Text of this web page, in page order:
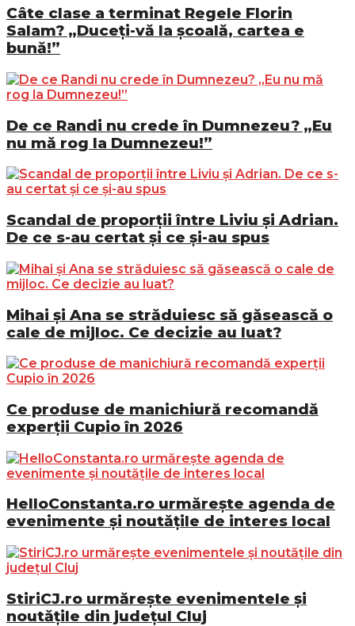
Câte clase a terminat Regele Florin
Salam? „Duceți-vă la școală, cartea e
bună!”
De ce Randi nu crede în Dumnezeu? „Eu
nu mă rog la Dumnezeu!”
Scandal de proporții între Liviu și Adrian.
De ce s-au certat și ce și-au spus
Mihai și Ana se străduiesc să găsească o
cale de mijloc. Ce decizie au luat?
Ce produse de manichiură recomandă
experții Cupio în 2026
HelloConstanta.ro urmărește agenda de
evenimente și noutățile de interes local
StiriCJ.ro urmărește evenimentele și
noutățile din județul Cluj